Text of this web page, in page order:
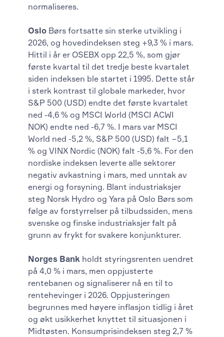
normaliseres.
Oslo Børs fortsatte sin sterke utvikling i
2026, og hovedindeksen steg +9,3 % i mars.
Hittil i år er OSEBX opp 22,5 %, som gjør
første kvartal til det tredje beste kvartalet
siden indeksen ble startet i 1995. Dette står
i sterk kontrast til globale markeder, hvor
S&P 500 (USD) endte det første kvartalet
ned -4,6 % og MSCI World (MSCI ACWI
NOK) endte ned -6,7 %. I mars var MSCI
World ned -5,2 %, S&P 500 (USD) falt −5,1
% og VINX Nordic (NOK) falt -5,6 %. For den
nordiske indeksen leverte alle sektorer
negativ avkastning i mars, med unntak av
energi og forsyning. Blant industriaksjer
steg Norsk Hydro og Yara på Oslo Børs som
følge av forstyrrelser på tilbudssiden, mens
svenske og finske industriaksjer falt på
grunn av frykt for svakere konjunkturer.
Norges Bank holdt styringsrenten uendret
på 4,0 % i mars, men oppjusterte
rentebanen og signaliserer nå en til to
rentehevinger i 2026. Oppjusteringen
begrunnes med høyere inflasjon tidlig i året
og økt usikkerhet knyttet til situasjonen i
Midtøsten. Konsumprisindeksen steg 2,7 %